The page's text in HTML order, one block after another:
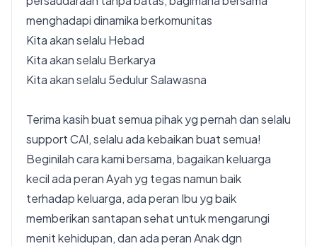
menghadapi dinamika berkomunitas
Kita akan selalu Hebad
Kita akan selalu Berkarya
Kita akan selalu 5edulur Salawasna
Terima kasih buat semua pihak yg pernah dan selalu
support CAI, selalu ada kebaikan buat semua!
Beginilah cara kami bersama, bagaikan keluarga
kecil ada peran Ayah yg tegas namun baik
terhadap keluarga, ada peran Ibu yg baik
memberikan santapan sehat untuk mengarungi
menit kehidupan, dan ada peran Anak dgn